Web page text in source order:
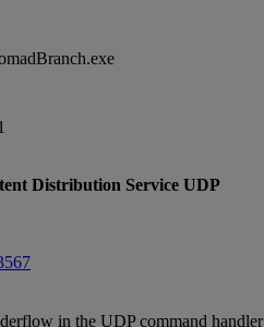
Distribution Service UDP
in the UDP command handler